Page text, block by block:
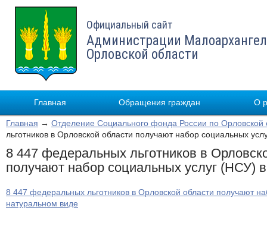
Официальный сайт
Администрации
Орловской области
Главная Обращения граждан О
Главная → Отделение Социального фонда России по Орловской
льготников в Орловской области получают набор социальных
8 447 федеральных льготников в
получают набор социальных услуг (НСУ)
8 447 федеральных льготников в Орловской области получают
натуральном виде